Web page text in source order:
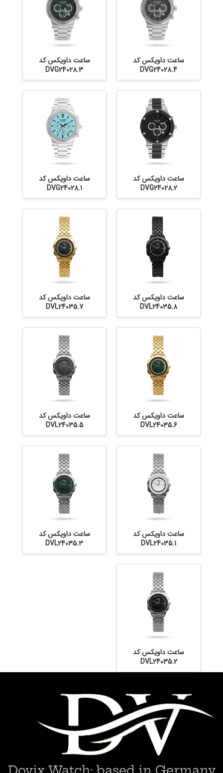
ساعت داویکس کد
DVG24028.4
ساعت داویکس کد
DVG24028.3
ساعت داویکس کد
DVG24028.2
ساعت داویکس کد
DVG24028.1
ساعت داویکس کد
DVL24035.8
ساعت داویکس کد
DVL24035.7
ساعت داویکس کد
DVL24035.6
ساعت داویکس کد
DVL24035.5
ساعت داویکس کد
DVL24035.1
ساعت داویکس کد
DVL24035.3
ساعت داویکس کد
DVL24035.2